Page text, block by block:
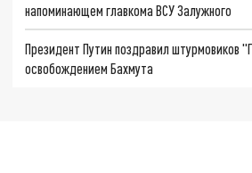
напоминающем главкома ВСУ Залужного
Президент Путин поздравил штурмовиков
освобождением Бахмута